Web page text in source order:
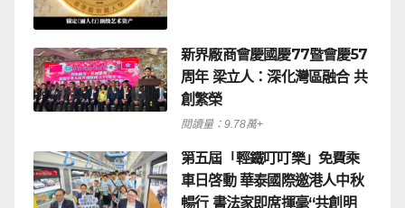
新界廠商會慶國慶77暨會慶57
周年 梁立人：深化灣區融合 共
創繁榮
閱讀量：9.78萬+
第五屆「輕鐵叮叮樂」免費乘
車日啓動 華泰國際邀港人中秋
暢行 書法家即席揮毫“共創明